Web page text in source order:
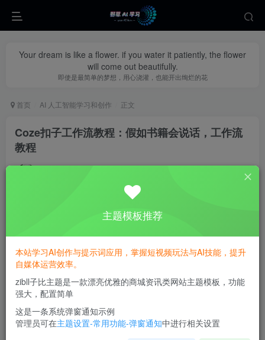
Your dream is like a flower. if you water it patiently, the flower
will come out beautifully.
即使是最简单的梦想，用心浇灌，也能开出绚烂的花
首页 AI 人工智能学习和创作 正文
Coze扣子工作流教程：假如书籍会说话，工作流
教程
私信
主题模板推荐
本站学习AI创作与提示词应用，掌握短视频玩法与AI技能，提升
自媒体运营效率。
zibll子比主题是一款漂亮优雅的商城资讯类网站主题模板，功能
强大，配置简单
这是一条系统弹窗通知示例
管理员可在主题设置-常用功能-弹窗通知中进行相关设置